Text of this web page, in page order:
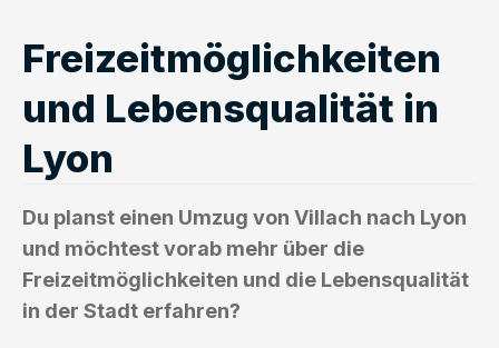
Freizeitmöglichkeiten
und Lebensqualität in
Lyon
Du planst einen Umzug von Villach nach Lyon
und möchtest vorab mehr über die
Freizeitmöglichkeiten und die Lebensqualität
in der Stadt erfahren?